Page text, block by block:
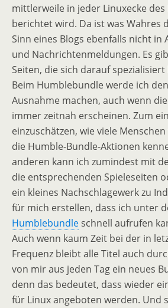
mittlerweile in jeder Linuxecke
berichtet wird. Da ist was Wahres
Sinn eines Blogs ebenfalls nicht in
und Nachrichtenmeldungen. Es
Seiten, die sich darauf spezialisiert
Beim Humblebundle werde ich
Ausnahme machen, auch wenn
immer zeitnah erscheinen. Zum
einzuschätzen, wie viele
die Humble-Bundle-Aktionen
anderen kann ich zumindest mit
die entsprechenden Spieleseiten
ein kleines Nachschlagewerk zu
für mich erstellen, dass ich unter
Humblebundle schnell aufrufen
Auch wenn kaum Zeit bei der in
Frequenz bleibt alle Titel auch
von mir aus jeden Tag ein neues
denn das bedeutet, dass wieder
für Linux angeboten werden. Und